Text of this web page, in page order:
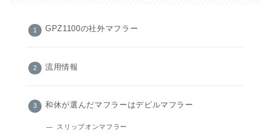
GPZ1100の社外マフラー
流用情報
和休が選んだマフラーはデビルマフラー
スリップオンマフラー